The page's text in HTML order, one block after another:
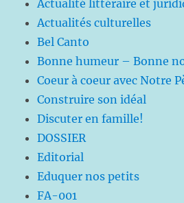
Actualité littéraire et
Actualités culturelles
Bel Canto
Bonne humeur – Bonne
Coeur à coeur avec Notre
Construire son idéal
Discuter en famille!
DOSSIER
Editorial
Eduquer nos petits
FA-001